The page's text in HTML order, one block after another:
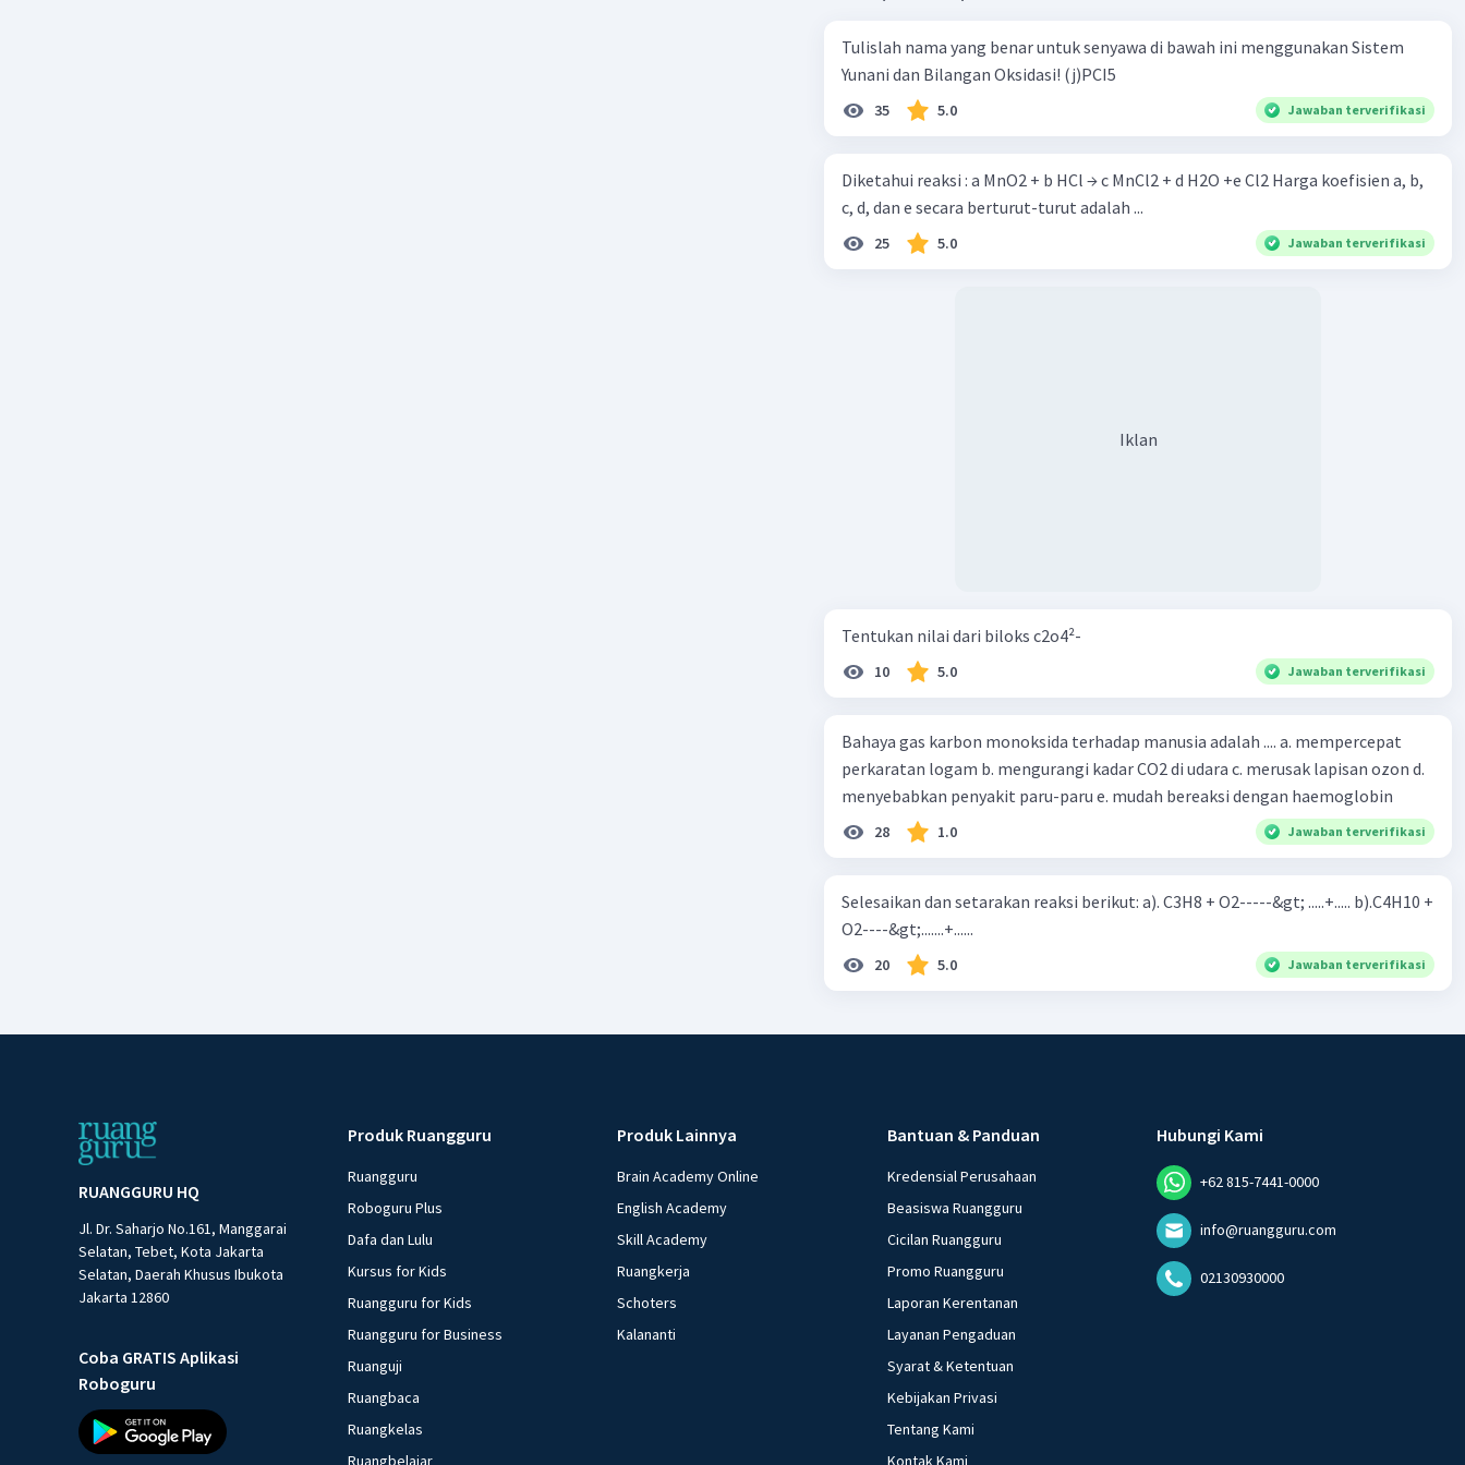
Tulislah nama yang benar untuk senyawa di bawah ini menggunakan Sistem
Yunani dan Bilangan Oksidasi! (j)PCI5
35 5.0 Jawaban terverifikasi
Diketahui reaksi : a MnO2 + b HCl → c MnCl2 + d H2O +e Cl2 Harga koefisien a, b,
c, d, dan e secara berturut-turut adalah ...
25 5.0 Jawaban terverifikasi
Iklan
Tentukan nilai dari biloks c2o4²-
10 5.0 Jawaban terverifikasi
Bahaya gas karbon monoksida terhadap manusia adalah .... a. mempercepat
perkaratan logam b. mengurangi kadar CO2 di udara c. merusak lapisan ozon d.
menyebabkan penyakit paru-paru e. mudah bereaksi dengan haemoglobin
28 1.0 Jawaban terverifikasi
Selesaikan dan setarakan reaksi berikut: a). C3H8 + O2-----&gt; .....+..... b).C4H10 +
O2----&gt;.......+......
20 5.0 Jawaban terverifikasi
RUANGGURU HQ
Jl. Dr. Saharjo No.161, Manggarai
Selatan, Tebet, Kota Jakarta
Selatan, Daerah Khusus Ibukota
Jakarta 12860
Coba GRATIS Aplikasi
Roboguru
Produk Ruangguru
Ruangguru
Roboguru Plus
Dafa dan Lulu
Kursus for Kids
Ruangguru for Kids
Ruangguru for Business
Ruanguji
Ruangbaca
Ruangkelas
Ruangbelajar
Produk Lainnya
Brain Academy Online
English Academy
Skill Academy
Ruangkerja
Schoters
Kalananti
Bantuan & Panduan
Kredensial Perusahaan
Beasiswa Ruangguru
Cicilan Ruangguru
Promo Ruangguru
Laporan Kerentanan
Layanan Pengaduan
Syarat & Ketentuan
Kebijakan Privasi
Tentang Kami
Kontak Kami
Hubungi Kami
+62 815-7441-0000
info@ruangguru.com
02130930000